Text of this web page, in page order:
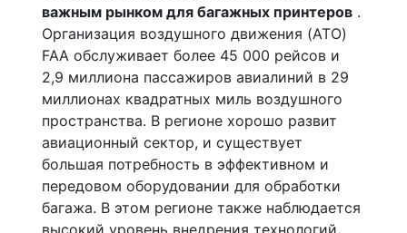
важным рынком для багажных принтеров .
Организация воздушного движения (ATO)
FAA обслуживает более 45 000 рейсов и
2,9 миллиона пассажиров авиалиний в 29
миллионах квадратных миль воздушного
пространства. В регионе хорошо развит
авиационный сектор, и существует
большая потребность в эффективном и
передовом оборудовании для обработки
багажа. В этом регионе также наблюдается
высокий уровень внедрения технологий,